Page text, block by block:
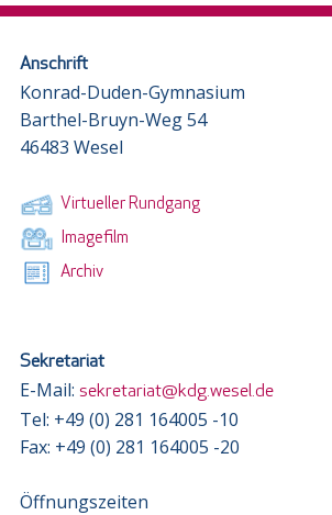
Anschrift
Konrad-Duden-Gymnasium
Barthel-Bruyn-Weg 54
46483 Wesel
Virtueller Rundgang
Imagefilm
Archiv
Sekretariat
E-Mail: sekretariat@kdg.wesel.de
Tel: +49 (0) 281 164005 -10
Fax: +49 (0) 281 164005 -20
Öffnungszeiten